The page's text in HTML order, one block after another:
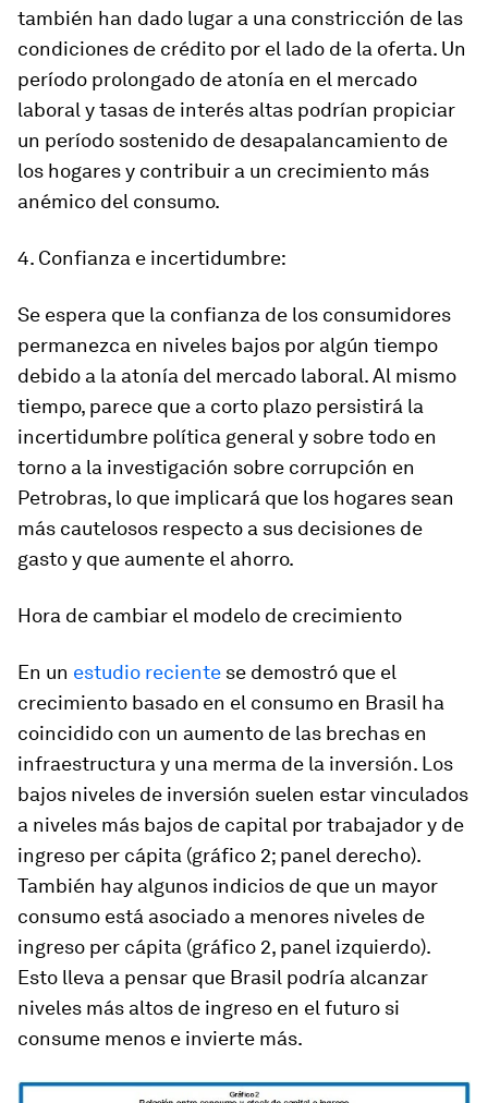
también han dado lugar a una constricción de las
condiciones de crédito por el lado de la oferta. Un
período prolongado de atonía en el mercado
laboral y tasas de interés altas podrían propiciar
un período sostenido de desapalancamiento de
los hogares y contribuir a un crecimiento más
anémico del consumo.
4. Confianza e incertidumbre:
Se espera que la confianza de los consumidores
permanezca en niveles bajos por algún tiempo
debido a la atonía del mercado laboral. Al mismo
tiempo, parece que a corto plazo persistirá la
incertidumbre política general y sobre todo en
torno a la investigación sobre corrupción en
Petrobras, lo que implicará que los hogares sean
más cautelosos respecto a sus decisiones de
gasto y que aumente el ahorro.
Hora de cambiar el modelo de crecimiento
En un estudio reciente se demostró que el
crecimiento basado en el consumo en Brasil ha
coincidido con un aumento de las brechas en
infraestructura y una merma de la inversión. Los
bajos niveles de inversión suelen estar vinculados
a niveles más bajos de capital por trabajador y de
ingreso per cápita (gráfico 2; panel derecho).
También hay algunos indicios de que un mayor
consumo está asociado a menores niveles de
ingreso per cápita (gráfico 2, panel izquierdo).
Esto lleva a pensar que Brasil podría alcanzar
niveles más altos de ingreso en el futuro si
consume menos e invierte más.